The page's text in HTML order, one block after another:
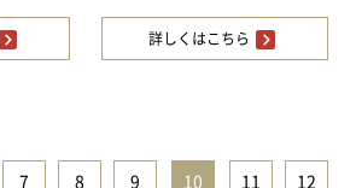
詳しくはこちら
7 8 9 10 11 12